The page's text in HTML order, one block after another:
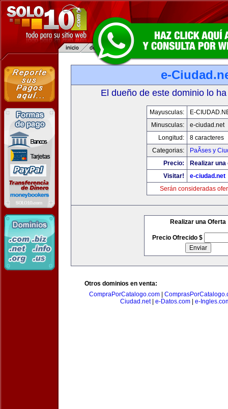
e-
El dueño de este dominio lo
Mayusculas:
E-
Minusculas:
e-ciudad.net
Longitud:
8 caracteres
Categorias:
PaÃ­ses y
Precio:
Realizar
Visitar!
e-ciudad.net
Serán consideradas
Realizar una Oferta
Precio Ofrecido $
Otros dominios en venta:
CompraPorCatalogo.com|
Ciudad.net| e-Datos.com e-